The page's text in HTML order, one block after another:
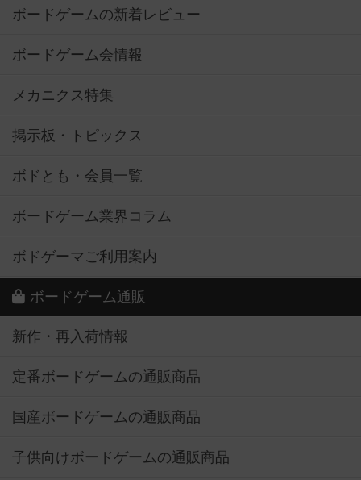
ボードゲームの新着レビュー
ボードゲーム会情報
メカニクス特集
掲示板・トピックス
ボドとも・会員一覧
ボードゲーム業界コラム
ボドゲーマご利用案内
ボードゲーム通販
新作・再入荷情報
定番ボードゲームの通販商品
国産ボードゲームの通販商品
子供向けボードゲームの通販商品